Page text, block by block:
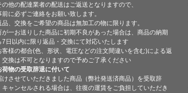
他の配達業者の配送はご返送となりますので、
に必ずご連絡をお願い致します。
品、交換をご希望の商品は無加工の物に限ります。
が一お送りした商品に初期不良があった場合は、商品の納期
7日以内に限り返品・交換にて対応いたします
客様の都合(色、形状、電圧などの注文間違いを含む)による返
交換は不可となりますので予めご了承ください
荷物の受取辞退に付いて
けさせていただきました商品（弊社発送済商品）を受取辞
キャンセルされる場合は、往復の運賃をご負担していただき